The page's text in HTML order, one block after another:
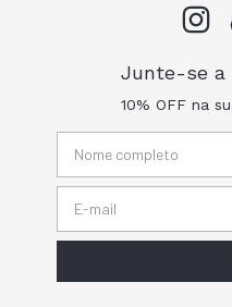
Junte-se a
10% OFF na